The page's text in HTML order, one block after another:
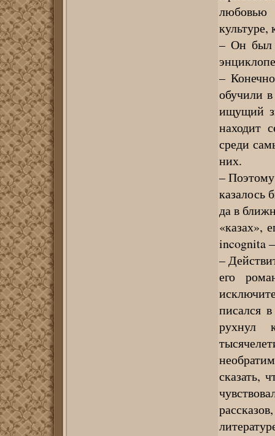
любовью
культуре,
– Он был
–
обучили
ищущий
находит
среди
них.
–
казалось
да в
«казах»,
incognita
–
его
писался
рухнул
сказать,